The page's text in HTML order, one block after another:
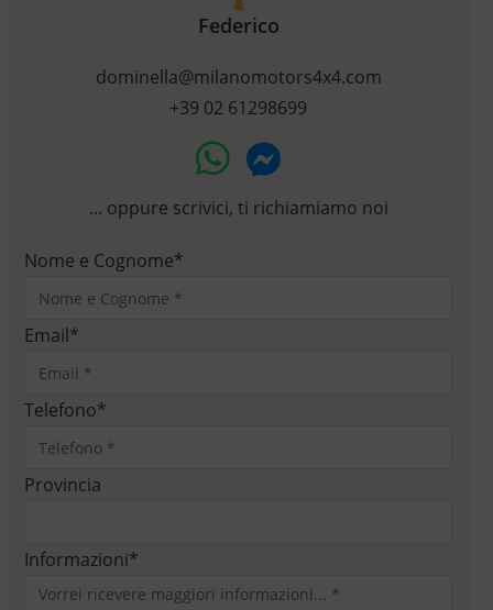
Federico
dominella@milanomotors4x4.com
+39 02 61298699
... oppure scrivici, ti richiamiamo noi
Nome e Cognome*
Email*
Telefono*
Provincia
Informazioni*